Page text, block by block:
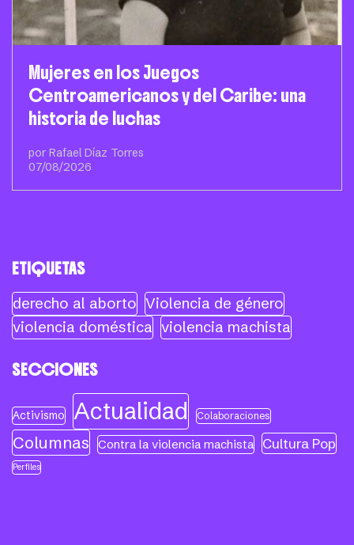
Mujeres en los Juegos
Centroamericanos y del Caribe: una
historia de luchas
por Rafael Díaz Torres
07/08/2026
ETIQUETAS
derecho al aborto Violencia de género
violencia doméstica violencia machista
SECCIONES
Activismo Actualidad Colaboraciones
Columnas Contra la violencia machista Cultura Pop
Perfiles